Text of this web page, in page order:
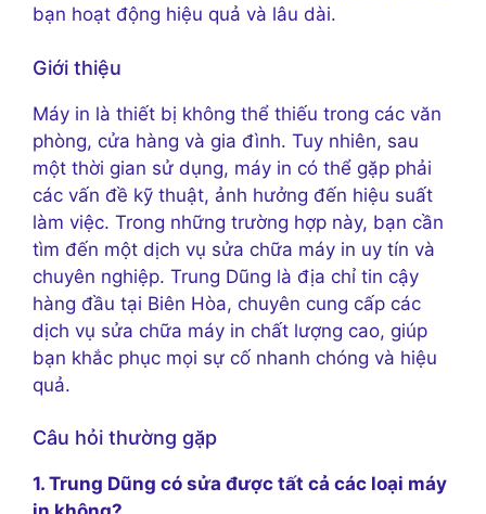
bạn hoạt động hiệu quả và lâu dài.
Giới thiệu
Máy in là thiết bị không thể thiếu trong các văn
phòng, cửa hàng và gia đình. Tuy nhiên, sau
một thời gian sử dụng, máy in có thể gặp phải
các vấn đề kỹ thuật, ảnh hưởng đến hiệu suất
làm việc. Trong những trường hợp này, bạn cần
tìm đến một dịch vụ sửa chữa máy in uy tín và
chuyên nghiệp. Trung Dũng là địa chỉ tin cậy
hàng đầu tại Biên Hòa, chuyên cung cấp các
dịch vụ sửa chữa máy in chất lượng cao, giúp
bạn khắc phục mọi sự cố nhanh chóng và hiệu
quả.
Câu hỏi thường gặp
1. Trung Dũng có sửa được tất cả các loại máy